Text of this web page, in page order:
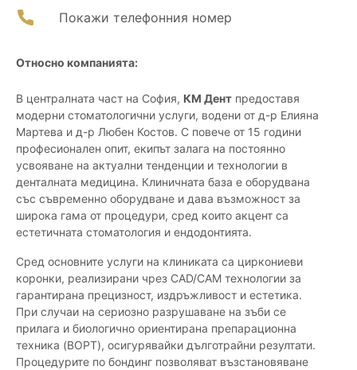
Покажи телефонния номер
Относно компанията:
В централната част на София, КМ Дент предоставя
модерни стоматологични услуги, водени от д-р Елияна
Мартева и д-р Любен Костов. С повече от 15 години
професионален опит, екипът залага на постоянно
усвояване на актуални тенденции и технологии в
денталната медицина. Клиничната база е оборудвана
със съвременно оборудване и дава възможност за
широка гама от процедури, сред които акцент са
естетичната стоматология и ендодонтията.
Сред основните услуги на клиниката са циркониеви
коронки, реализирани чрез CAD/CAM технологии за
гарантирана прецизност, издръжливост и естетика.
При случаи на сериозно разрушаване на зъби се
прилага и биологично ориентирана препарационна
техника (BOPT), осигурявайки дълготрайни резултати.
Процедурите по бондинг позволяват възстановяване